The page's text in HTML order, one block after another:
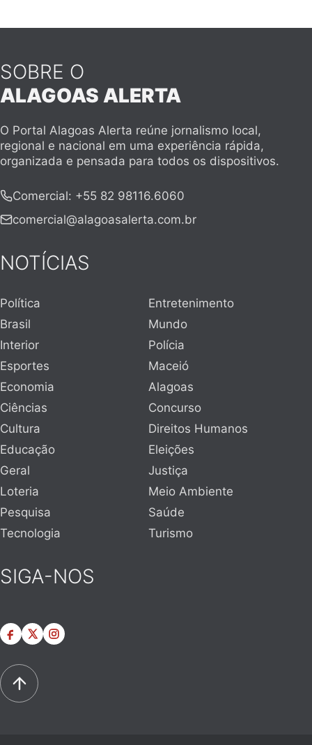
SOBRE O
ALAGOAS ALERTA
O Portal Alagoas Alerta reúne jornalismo local,
regional e nacional em uma experiência rápida,
organizada e pensada para todos os dispositivos.
Comercial: +55 82 98116.6060
comercial@alagoasalerta.com.br
NOTÍCIAS
Política
Entretenimento
Brasil
Mundo
Interior
Polícia
Esportes
Maceió
Economia
Alagoas
Ciências
Concurso
Cultura
Direitos Humanos
Educação
Eleições
Geral
Justiça
Loteria
Meio Ambiente
Pesquisa
Saúde
Tecnologia
Turismo
SIGA-NOS